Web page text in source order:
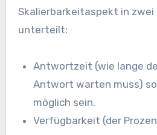
Skalierbarkeitaspekt in zwei
unterteilt:
Antwortzeit (wie lange
Antwort warten muss)
möglich sein.
Verfügbarkeit (der